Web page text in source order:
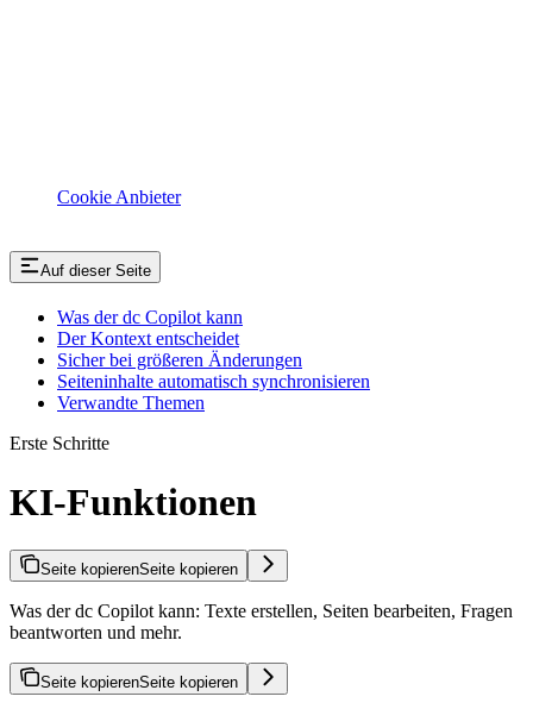
Cookie Anbieter
Auf dieser Seite
Was der dc Copilot kann
Der Kontext entscheidet
Sicher bei größeren Änderungen
Seiteninhalte automatisch synchronisieren
Verwandte Themen
Erste Schritte
KI-Funktionen
Seite kopierenSeite kopieren
Was der dc Copilot kann: Texte erstellen, Seiten bearbeiten, Fragen
beantworten und mehr.
Seite kopierenSeite kopieren